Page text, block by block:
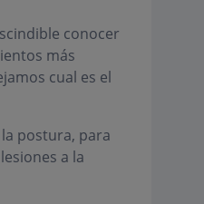
conocer
más
cual es el
postura, para
a la